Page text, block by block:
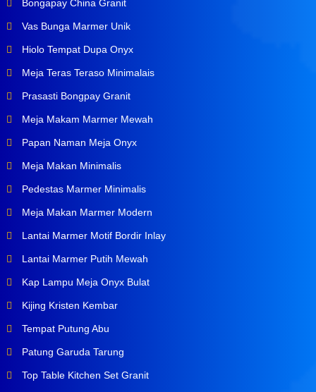
Bongapay China Granit
Vas Bunga Marmer Unik
Hiolo Tempat Dupa Onyx
Meja Teras Teraso Minimalais
Prasasti Bongpay Granit
Meja Makam Marmer Mewah
Papan Naman Meja Onyx
Meja Makan Minimalis
Pedestas Marmer Minimalis
Meja Makan Marmer Modern
Lantai Marmer Motif Bordir Inlay
Lantai Marmer Putih Mewah
Kap Lampu Meja Onyx Bulat
Kijing Kristen Kembar
Tempat Putung Abu
Patung Garuda Tarung
Top Table Kitchen Set Granit